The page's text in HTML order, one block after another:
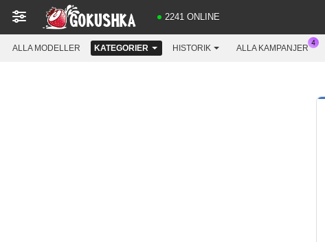
2241 ONLINE
ALLA MODELLER KATEGORIER HISTORIK ALLA KAMPANJER